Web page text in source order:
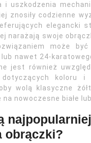
i uszkodzenia
znosiły codzienne
elegancki
narażają swoje
może
nawet 24-
jest również
dotyczących koloru
wolą klasyczne
na nowoczesne białe
obrączki?